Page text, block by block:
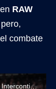
RAW
combate
Bron Breakker pondrá en juego el Campeonato Intercontinental ante Sheamus en RAW (Noviembre 18, 2024)